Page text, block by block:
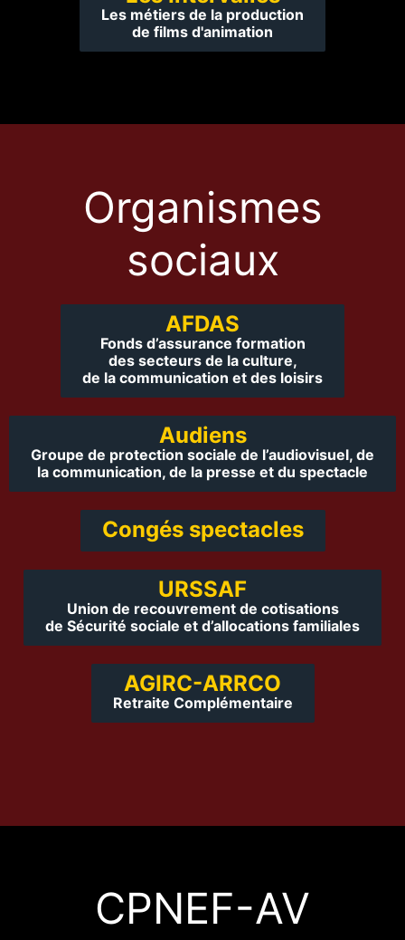
Les métiers de la production
de films d'animation
Organismes
sociaux
AFDAS
Fonds d’assurance formation
des secteurs de la culture,
de la communication et des loisirs
Audiens
Groupe de protection sociale de l’audiovisuel, de
la communication, de la presse et du spectacle
Congés spectacles
URSSAF
Union de recouvrement de cotisations
de Sécurité sociale et d’allocations familiales
AGIRC-ARRCO
Retraite Complémentaire
CPNEF-AV